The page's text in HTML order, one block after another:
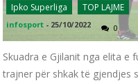
Ipko Superliga
TOP LAJME
infosport - 25/10/2022 0
Skuadra e Gjilanit nga elita e
trajner për shkak të gjendjes